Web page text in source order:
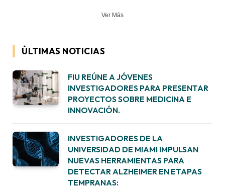
Ver Más
ÚLTIMAS NOTICIAS
FIU REÚNE A JÓVENES
INVESTIGADORES PARA PRESENTAR
PROYECTOS SOBRE MEDICINA E
INNOVACIÓN.
INVESTIGADORES DE LA
UNIVERSIDAD DE MIAMI IMPULSAN
NUEVAS HERRAMIENTAS PARA
DETECTAR ALZHEIMER EN ETAPAS
TEMPRANAS: